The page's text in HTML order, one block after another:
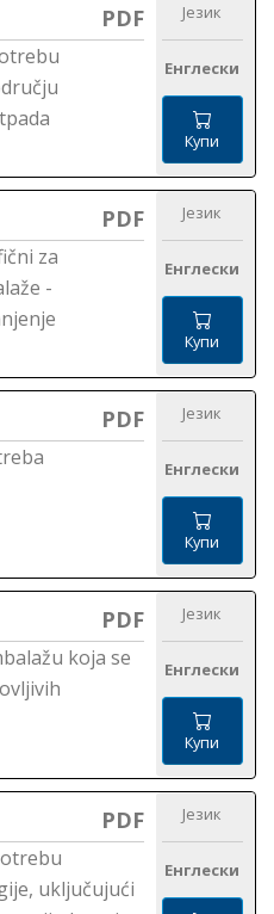
PDF Језик
Енглески
Купи
PDF
za
-
Језик
Енглески
Купи
PDF Језик
Енглески
Купи
PDF
koja se
Језик
Енглески
Купи
PDF
uključujući
Језик
Енглески